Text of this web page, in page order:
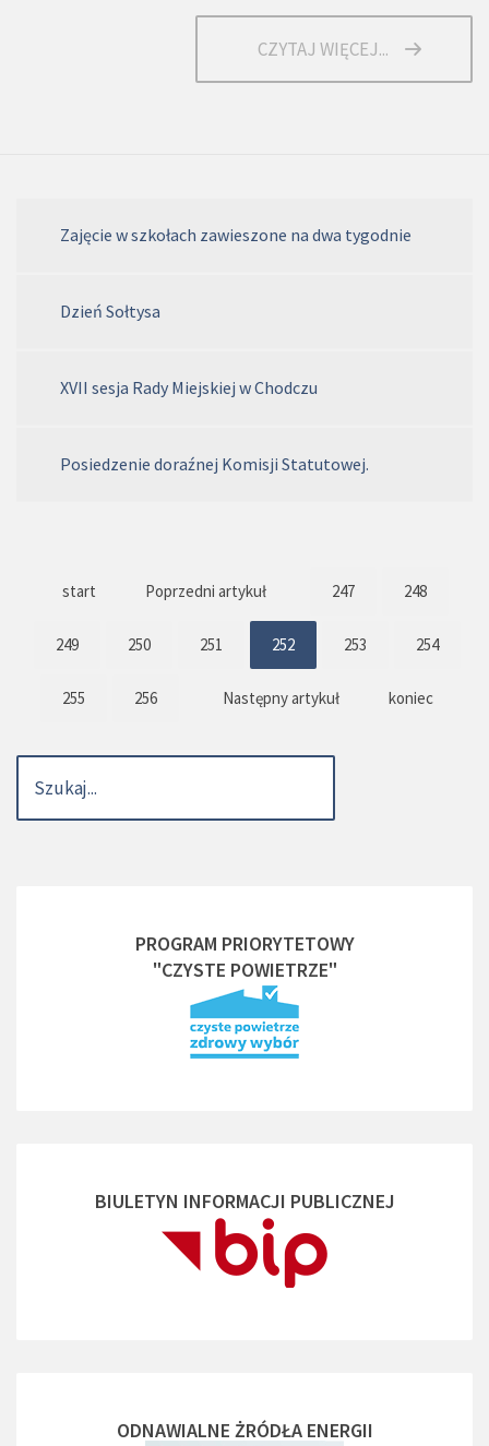
CZYTAJ WIĘCEJ...
Zajęcie w szkołach zawieszone na dwa tygodnie
Dzień Sołtysa
XVII sesja Rady Miejskiej w Chodczu
Posiedzenie doraźnej Komisji Statutowej.
start Poprzedni artykuł 247 248
249 250 251 252 253 254
255 256 Następny artykuł koniec
PROGRAM PRIORYTETOWY
"CZYSTE POWIETRZE"
BIULETYN INFORMACJI PUBLICZNEJ
ODNAWIALNE ŻRÓDŁA ENERGII